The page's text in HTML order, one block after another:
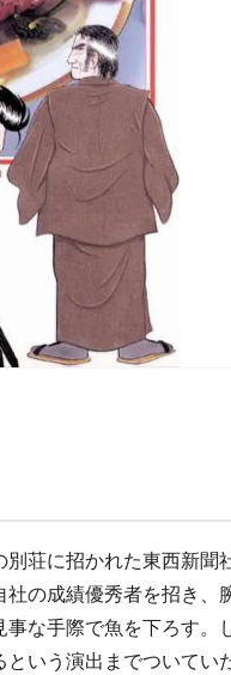
荘に招かれた東西新聞
の成績優秀者を招き、
な手際で魚を下ろす。
いう演出までついていた